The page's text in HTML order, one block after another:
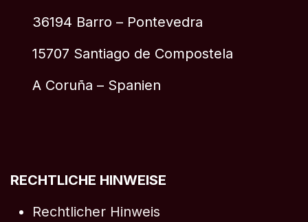
36194 Barro – Pontevedra
15707 Santiago de Compostela
A Coruña – Spanien
RECHTLICHE HINWEISE
Rechtlicher Hinweis